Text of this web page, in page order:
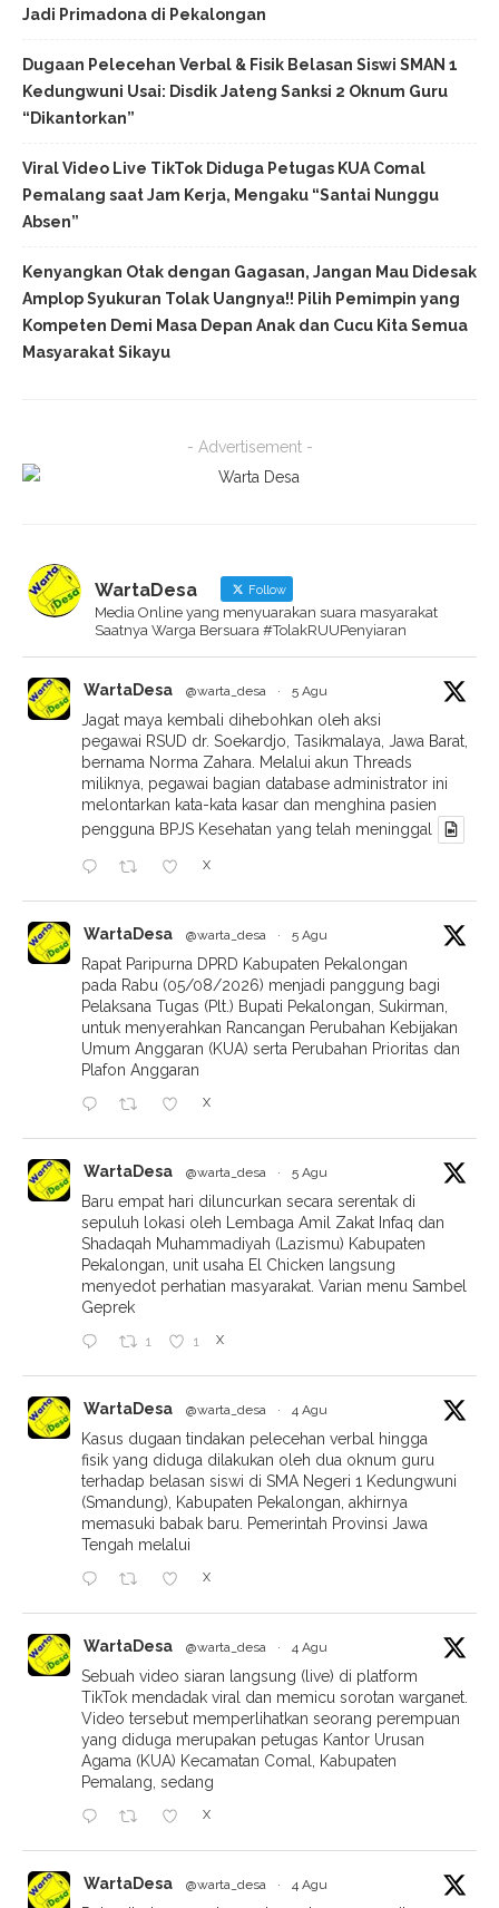
Jadi Primadona di Pekalongan
Dugaan Pelecehan Verbal & Fisik Belasan Siswi SMAN 1
Kedungwuni Usai: Disdik Jateng Sanksi 2 Oknum Guru
“Dikantorkan”
Viral Video Live TikTok Diduga Petugas KUA Comal
Pemalang saat Jam Kerja, Mengaku “Santai Nunggu
Absen”
Kenyangkan Otak dengan Gagasan, Jangan Mau Didesak
Amplop Syukuran Tolak Uangnya!! Pilih Pemimpin yang
Kompeten Demi Masa Depan Anak dan Cucu Kita Semua
Masyarakat Sikayu
- Advertisement -
WartaDesa Follow
Media Online yang menyuarakan suara masyarakat
Saatnya Warga Bersuara #TolakRUUPenyiaran
WartaDesa @warta_desa · 5 Agu
Jagat maya kembali dihebohkan oleh aksi
pegawai RSUD dr. Soekardjo, Tasikmalaya, Jawa Barat,
bernama Norma Zahara. Melalui akun Threads
miliknya, pegawai bagian database administrator ini
melontarkan kata-kata kasar dan menghina pasien
pengguna BPJS Kesehatan yang telah meninggal
X
WartaDesa @warta_desa · 5 Agu
Rapat Paripurna DPRD Kabupaten Pekalongan
pada Rabu (05/08/2026) menjadi panggung bagi
Pelaksana Tugas (Plt.) Bupati Pekalongan, Sukirman,
untuk menyerahkan Rancangan Perubahan Kebijakan
Umum Anggaran (KUA) serta Perubahan Prioritas dan
Plafon Anggaran
X
WartaDesa @warta_desa · 5 Agu
Baru empat hari diluncurkan secara serentak di
sepuluh lokasi oleh Lembaga Amil Zakat Infaq dan
Shadaqah Muhammadiyah (Lazismu) Kabupaten
Pekalongan, unit usaha El Chicken langsung
menyedot perhatian masyarakat. Varian menu Sambel
Geprek
1 1 X
WartaDesa @warta_desa · 4 Agu
Kasus dugaan tindakan pelecehan verbal hingga
fisik yang diduga dilakukan oleh dua oknum guru
terhadap belasan siswi di SMA Negeri 1 Kedungwuni
(Smandung), Kabupaten Pekalongan, akhirnya
memasuki babak baru. Pemerintah Provinsi Jawa
Tengah melalui
X
WartaDesa @warta_desa · 4 Agu
Sebuah video siaran langsung (live) di platform
TikTok mendadak viral dan memicu sorotan warganet.
Video tersebut memperlihatkan seorang perempuan
yang diduga merupakan petugas Kantor Urusan
Agama (KUA) Kecamatan Comal, Kabupaten
Pemalang, sedang
X
WartaDesa @warta_desa · 4 Agu